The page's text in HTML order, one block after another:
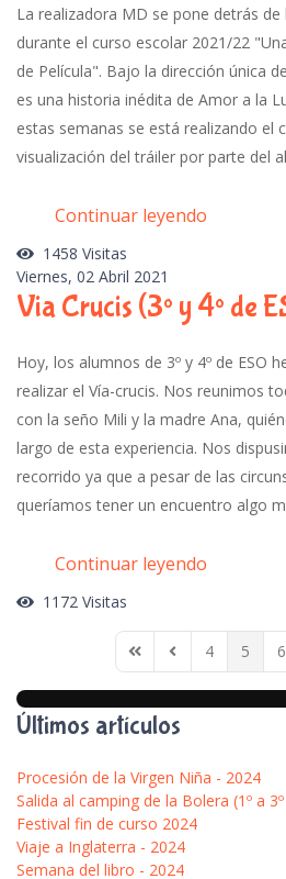
La realizadora MD se pone detrás
durante el curso escolar 2021/22
de Película". Bajo la dirección única
es una historia inédita de Amor a la
estas semanas se está realizando el
visualización del tráiler por parte del
Continuar leyendo
1458 Visitas
Viernes, 02 Abril 2021
Via Crucis (3º y 4º de
Hoy, los alumnos de 3º y 4º de ESO
realizar el Vía-crucis. Nos reunimos
con la seño Mili y la madre Ana,
largo de esta experiencia. Nos
recorrido ya que a pesar de las
queríamos tener un encuentro algo
Continuar leyendo
1172 Visitas
First PagePrevious Page
4 5 6
Últimos artículos
Procesión de la Virgen Niña - 2024
Salida al camping de la Bolera (1º a
Festival fin de curso 2024
Viaje a Inglaterra - 2024
Semana del libro - 2024